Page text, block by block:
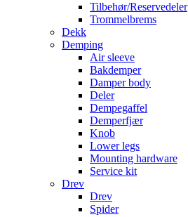
Tilbehør/Reservedeler
Trommelbrems
Dekk
Demping
Air sleeve
Bakdemper
Damper body
Deler
Dempegaffel
Demperfjær
Knob
Lower legs
Mounting hardware
Service kit
Drev
Drev
Spider